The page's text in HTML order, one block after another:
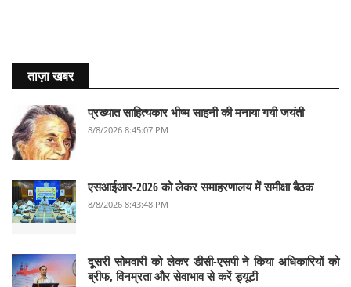
ताज़ा खबर
प्रख्यात साहित्यकार भीष्म साहनी की मनाया गयी जयंती
8/8/2026 8:45:07 PM
एसआईआर-2026 को लेकर समाहरणालय में समीक्षा बैठक
8/8/2026 8:43:48 PM
दूसरी सोमवारी को लेकर डीसी-एसपी ने किया अधिकारियों को
ब्रीफ, विनम्रता और सेवाभाव से करें ड्यूटी